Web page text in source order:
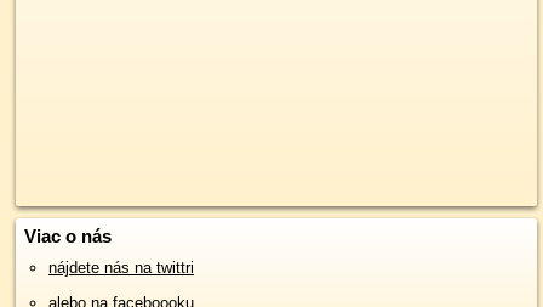
Viac o nás
nájdete nás na twittri
alebo na faceboooku